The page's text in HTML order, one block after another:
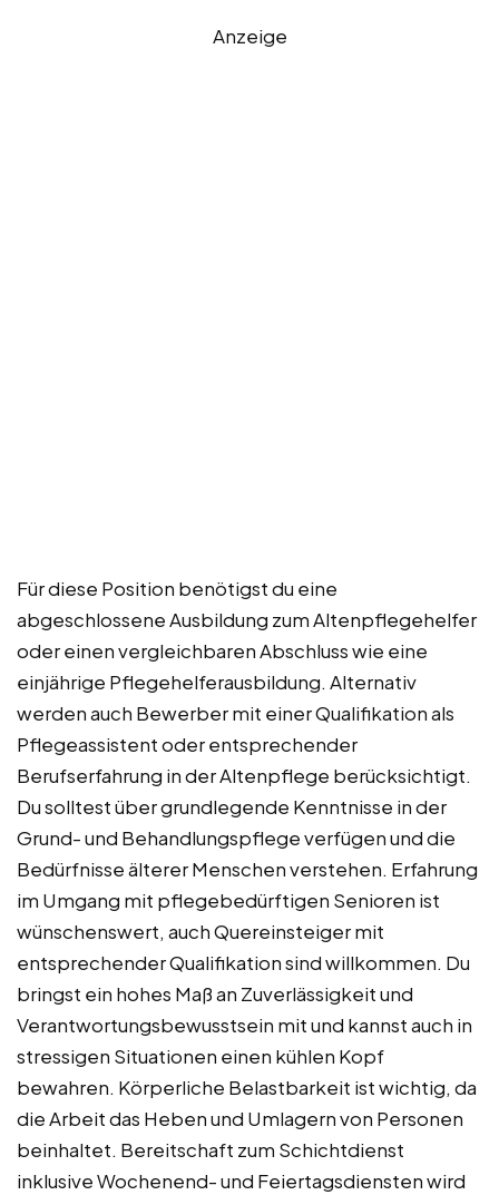
Anzeige
Für diese Position benötigst du eine
abgeschlossene Ausbildung zum Altenpflegehelfer
oder einen vergleichbaren Abschluss wie eine
einjährige Pflegehelferausbildung. Alternativ
werden auch Bewerber mit einer Qualifikation als
Pflegeassistent oder entsprechender
Berufserfahrung in der Altenpflege berücksichtigt.
Du solltest über grundlegende Kenntnisse in der
Grund- und Behandlungspflege verfügen und die
Bedürfnisse älterer Menschen verstehen. Erfahrung
im Umgang mit pflegebedürftigen Senioren ist
wünschenswert, auch Quereinsteiger mit
entsprechender Qualifikation sind willkommen. Du
bringst ein hohes Maß an Zuverlässigkeit und
Verantwortungsbewusstsein mit und kannst auch in
stressigen Situationen einen kühlen Kopf
bewahren. Körperliche Belastbarkeit ist wichtig, da
die Arbeit das Heben und Umlagern von Personen
beinhaltet. Bereitschaft zum Schichtdienst
inklusive Wochenend- und Feiertagsdiensten wird